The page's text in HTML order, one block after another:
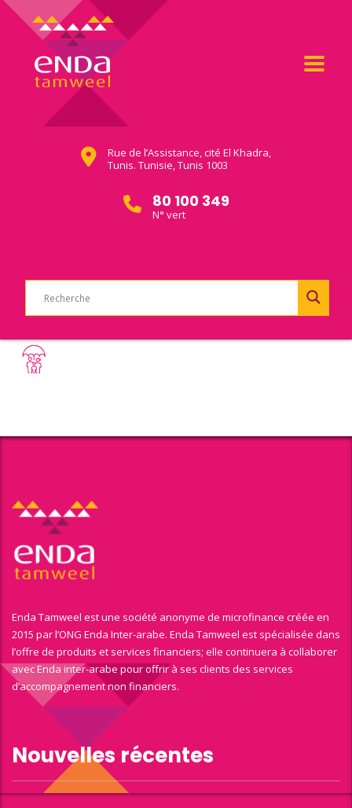
Rue de l’Assistance, cité El Khadra,
Tunis. Tunisie, Tunis 1003
80 100 349
N° vert
Enda Tamweel est une société anonyme de microfinance créée en
2015 par l’ONG Enda Inter-arabe. Enda Tamweel est spécialisée dans
l’offre de produits et services financiers; elle continuera à collaborer
avec Enda inter-arabe pour offrir à ses clients des services
d’accompagnement non financiers.
Nouvelles récentes